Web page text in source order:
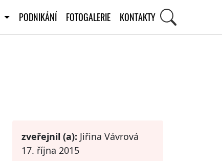
PODNIKÁNÍ FOTOGALERIE KONTAKTY
zveřejnil (a): Jiřina Vávrová
17. října 2015